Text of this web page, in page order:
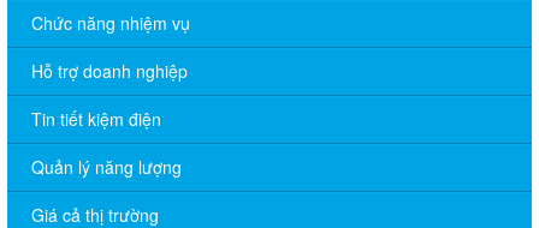
Chức năng nhiệm vụ
Hỗ trợ doanh nghiệp
Tin tiết kiệm điện
Quản lý năng lượng
Giá cả thị trường